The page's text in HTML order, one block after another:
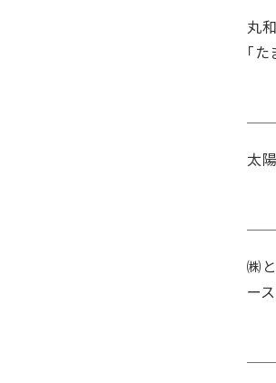
丸
「
太
㈱
ー